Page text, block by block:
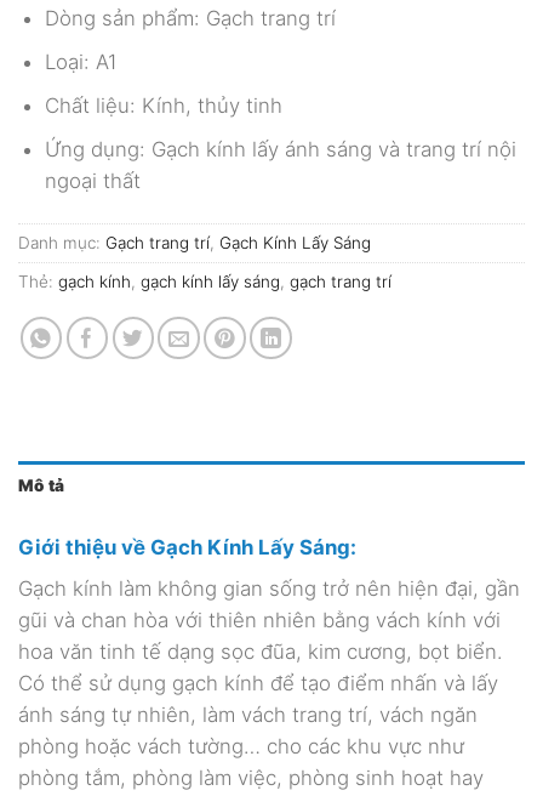
Dòng sản phẩm: Gạch trang trí
Loại: A1
Chất liệu: Kính, thủy tinh
Ứng dụng: Gạch kính lấy ánh sáng và trang trí nội
ngoại thất
Danh mục: Gạch trang trí, Gạch Kính Lấy Sáng
Thẻ: gạch kính gạch kính lấy sáng gạch trang trí
Mô tả
Giới thiệu về Gạch Kính Lấy Sáng:
Gạch kính làm không gian sống trở nên hiện đại, gần
gũi và chan hòa với thiên nhiên bằng vách kính với
hoa văn tinh tế dạng sọc đũa, kim cương, bọt biển.
Có thể sử dụng gạch kính để tạo điểm nhấn và lấy
ánh sáng tự nhiên, làm vách trang trí, vách ngăn
phòng hoặc vách tường… cho các khu vực như
phòng tắm, phòng làm việc, phòng sinh hoạt hay